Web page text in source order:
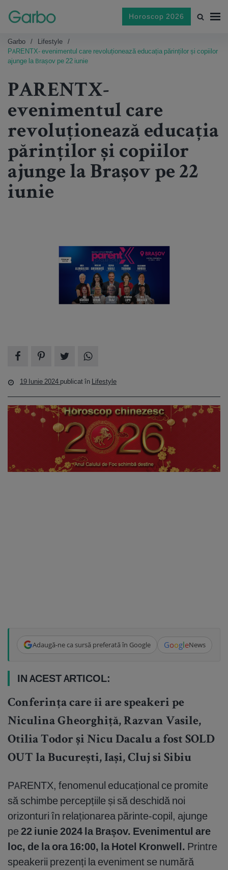
Horoscop 2026
Garbo
Lifestyle
PARENTX- evenimentul care revoluționează educația părinților și copiilor
ajunge la Brașov pe 22 iunie
PARENTX-
evenimentul care
revoluționează educația
părinților și copiilor
ajunge la Brașov pe 22
iunie
19 Iunie 2024 publicat în Lifestyle
Adaugă-ne ca sursă preferată în Google GoogleNews
IN ACEST ARTICOL:
Conferința care îi are speakeri pe
Niculina Gheorghiță, Razvan Vasile,
Otilia Todor și Nicu Dacalu a fost SOLD
OUT la București, Iași, Cluj si Sibiu
PARENTX, fenomenul educațional ce promite
să schimbe percepțiile și să deschidă noi
orizonturi în relaționarea părinte-copil, ajunge
pe 22 iunie 2024 la Brașov. Evenimentul are
loc, de la ora 16:00, la Hotel Kronwell. Printre
speakerii prezenți la eveniment se numără